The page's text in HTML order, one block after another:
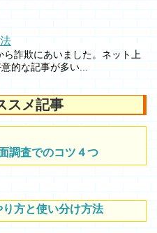
詐欺にあいました。ネット上
的な記事が多い...
スメ記事
調査でのコツ４つ
方と使い分け方法